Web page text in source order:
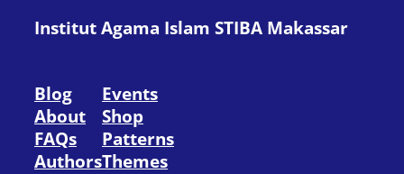
Institut Agama Islam STIBA Makassar
Blog
About
FAQs
Authors
Events
Shop
Patterns
Themes